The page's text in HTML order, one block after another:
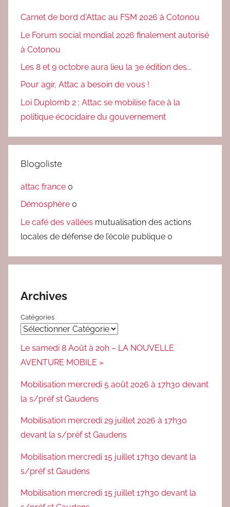
Carnet de bord d'Attac au FSM 2026 à Cotonou
Le Forum social mondial 2026 finalement autorisé
à Cotonou
Les 8 et 9 octobre aura lieu la 3e édition des...
Pour agir, Attac a besoin de vous !
Loi Duplomb 2 : Attac se mobilise face à la
politique écocidaire du gouvernement
Blogoliste
attac france 0
Démosphère 0
Le café des vallées mutualisation des actions
locales de défense de l’école publique 0
Archives
Catégories
Le samedi 8 Août à 20h – LA NOUVELLE
AVENTURE MOBILE »
Mobilisation mercredi 5 août 2026 à 17h30 devant
la s/préf st Gaudens
Mobilisation mercredi 29 juillet 2026 à 17h30
devant la s/préf st Gaudens
Mobilisation mercredi 15 juillet 17h30 devant la
s/préf st Gaudens
Mobilisation mercredi 15 juillet 17h30 devant la